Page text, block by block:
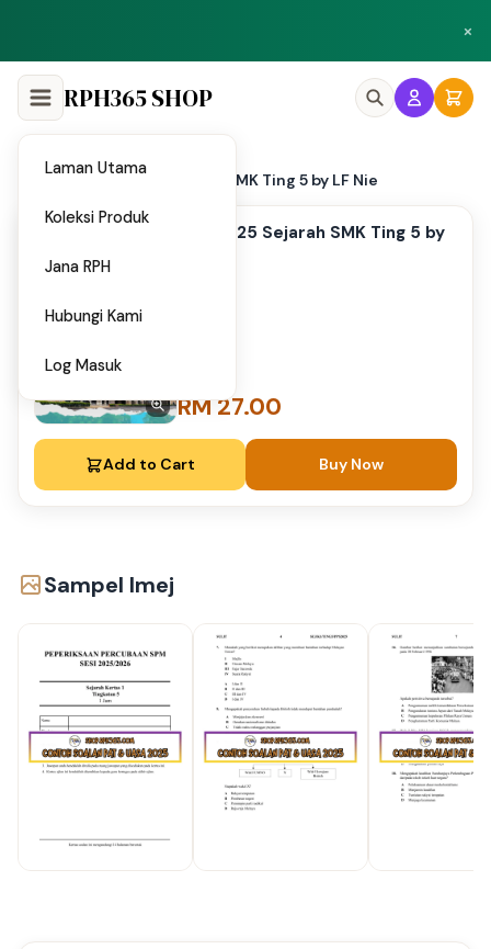
×
Laman Utama
Koleksi Produk
Jana RPH
Hubungi Kami
Log Masuk
RPH365 SHOP
Home PPS 2025 Sejarah SMK Ting 5 by LF Nie
PPS 2025 Sejarah SMK Ting 5 by
RM 27.00
Add to Cart Buy Now
Sampel Imej